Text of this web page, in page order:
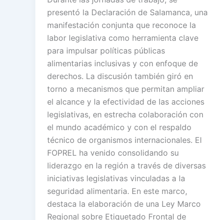
presentó la Declaración de Salamanca, una
manifestación conjunta que reconoce la
labor legislativa como herramienta clave
para impulsar políticas públicas
alimentarias inclusivas y con enfoque de
derechos. La discusión también giró en
torno a mecanismos que permitan ampliar
el alcance y la efectividad de las acciones
legislativas, en estrecha colaboración con
el mundo académico y con el respaldo
técnico de organismos internacionales. El
FOPREL ha venido consolidando su
liderazgo en la región a través de diversas
iniciativas legislativas vinculadas a la
seguridad alimentaria. En este marco,
destaca la elaboración de una Ley Marco
Regional sobre Etiquetado Frontal de